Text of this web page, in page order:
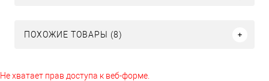
ПОХОЖИЕ ТОВАРЫ (8)
Не хватает прав доступа к веб-форме.